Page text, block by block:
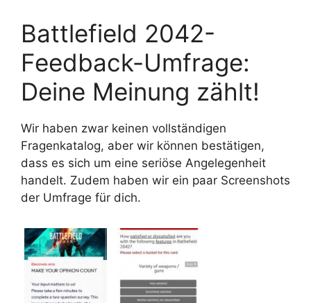
Battlefield 2042-
Feedback-Umfrage:
Deine Meinung zählt!
Wir haben zwar keinen vollständigen
Fragenkatalog, aber wir können bestätigen,
dass es sich um eine seriöse Angelegenheit
handelt. Zudem haben wir ein paar Screenshots
der Umfrage für dich.